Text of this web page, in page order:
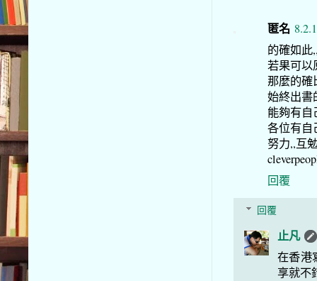
匿名
的確如此
若果可以
那麼的確
始終出書
能夠有自
各位有自
努力,,互
回覆
回覆
止凡
在香港
享就不